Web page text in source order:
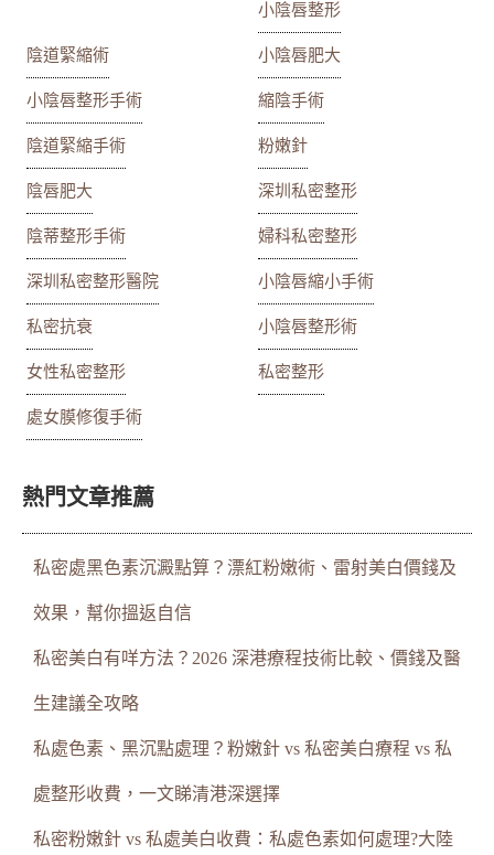
小陰唇整形
陰道緊縮術 小陰唇肥大
小陰唇整形手術 縮陰手術
陰道緊縮手術 粉嫩針
陰唇肥大 深圳私密整形
陰蒂整形手術 婦科私密整形
深圳私密整形醫院 小陰唇縮小手術
私密抗衰 小陰唇整形術
女性私密整形 私密整形
處女膜修復手術
熱門文章推薦
私密處黑色素沉澱點算？漂紅粉嫩術、雷射美白價錢及
效果，幫你搵返自信
私密美白有咩方法？2026 深港療程技術比較、價錢及醫
生建議全攻略
私處色素、黑沉點處理？粉嫩針 vs 私密美白療程 vs 私
處整形收費，一文睇清港深選擇
私密粉嫩針 vs 私處美白收費：私處色素如何處理?大陸